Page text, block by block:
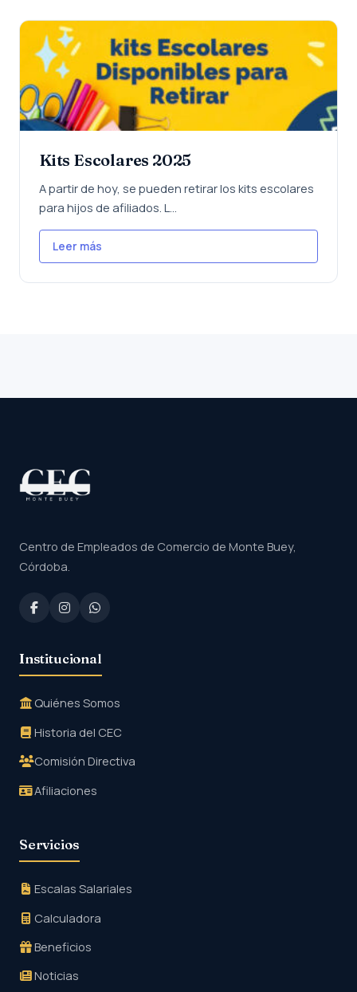
Kits Escolares 2025
A partir de hoy, se pueden retirar los kits escolares
para hijos de afiliados. L...
Leer más
Centro de Empleados de Comercio de Monte Buey,
Córdoba.
Institucional
Quiénes Somos
Historia del CEC
Comisión Directiva
Afiliaciones
Servicios
Escalas Salariales
Calculadora
Beneficios
Noticias